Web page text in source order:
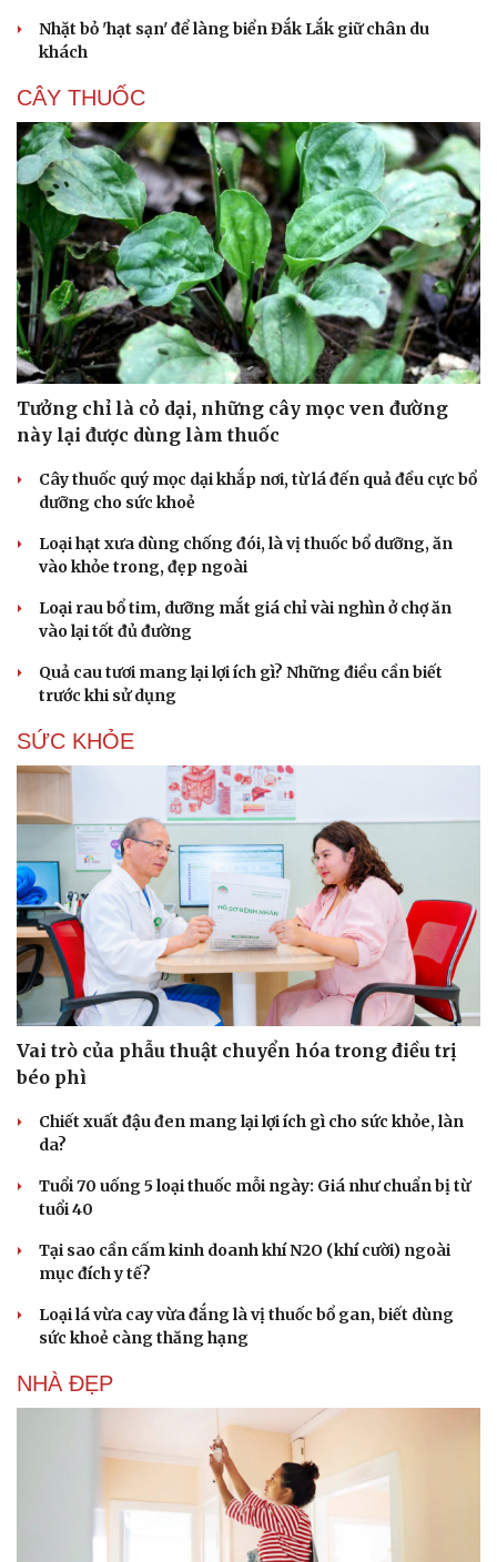
Cải chính
Nhặt bỏ 'hạt sạn' để làng biển Đắk Lắk giữ chân du
khách
CÂY THUỐC
Tưởng chỉ là cỏ dại, những cây mọc ven đường
này lại được dùng làm thuốc
Cây thuốc quý mọc dại khắp nơi, từ lá đến quả đều cực bổ
dưỡng cho sức khoẻ
Loại hạt xưa dùng chống đói, là vị thuốc bổ dưỡng, ăn
vào khỏe trong, đẹp ngoài
Loại rau bổ tim, dưỡng mắt giá chỉ vài nghìn ở chợ ăn
vào lại tốt đủ đường
Quả cau tươi mang lại lợi ích gì? Những điều cần biết
trước khi sử dụng
SỨC KHỎE
Vai trò của phẫu thuật chuyển hóa trong điều trị
béo phì
Chiết xuất đậu đen mang lại lợi ích gì cho sức khỏe, làn
da?
Tuổi 70 uống 5 loại thuốc mỗi ngày: Giá như chuẩn bị từ
tuổi 40
Tại sao cần cấm kinh doanh khí N2O (khí cười) ngoài
mục đích y tế?
Loại lá vừa cay vừa đắng là vị thuốc bổ gan, biết dùng
sức khoẻ càng thăng hạng
NHÀ ĐẸP